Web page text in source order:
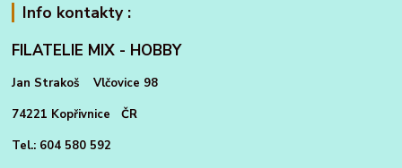
Info kontakty :
FILATELIE MIX - HOBBY
Jan Strakoš Vlčovice 98
74221 Kopřivnice ČR
Tel.: 604 580 592